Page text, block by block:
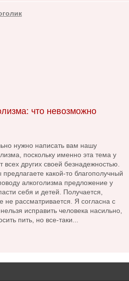
что невозможно
нужно написать вам нашу
поскольку именно эта тема у
всех других своей безнадежностью.
какой-то благополучный
алкоголизма предложение у
себя и детей. Получается,
не рассматривается. Я согласна с
исправить человека насильно,
пить, но все-таки...